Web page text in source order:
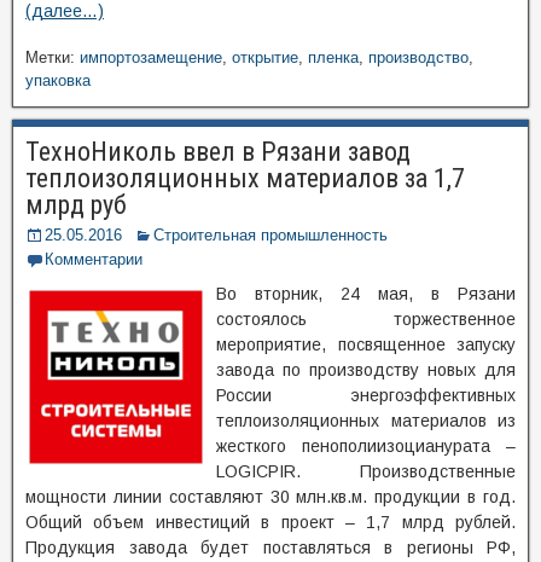
(далее…)
Метки: импортозамещение, открытие, пленка, производство,
упаковка
ТехноНиколь ввел в Рязани завод
теплоизоляционных материалов за 1,7
млрд руб
25.05.2016
Строительная промышленность
Комментарии
Во вторник, 24 мая, в Рязани
состоялось торжественное
мероприятие, посвященное запуску
завода по производству новых для
России энергоэффективных
теплоизоляционных материалов из
жесткого пенополиизоцианурата –
LOGICPIR. Производственные
мощности линии составляют 30 млн.кв.м. продукции в год.
Общий объем инвестиций в проект – 1,7 млрд рублей.
Продукция завода будет поставляться в регионы РФ,